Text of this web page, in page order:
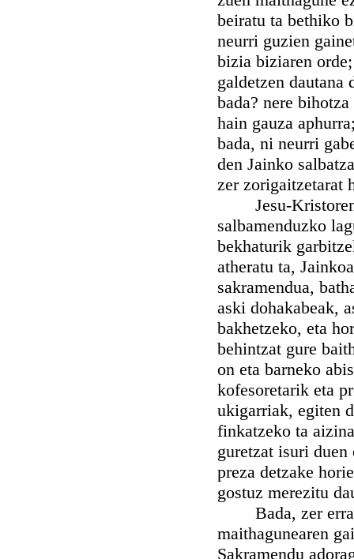
beiratu ta bethiko
neurri guzien
bizia biziaren
galdetzen dautana
bada? nere
hain gauza
bada, ni neurri
den Jainko
zer zorigaitzetarat
Jesu-Kristoren
salbamenduzko
bekhaturik
atheratu ta,
sakramendua,
aski dohakabeak,
bakhetzeko, eta
behintzat gure
on eta barneko
kofesoretarik eta
ukigarriak, egiten
finkatzeko ta
guretzat isuri
preza detzake
gostuz merezitu
Bada, zer erran
maithagunearen
Sakramendu